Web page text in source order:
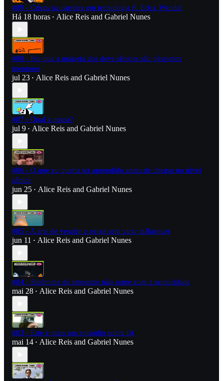
#89 - Crises na carreira em tecnologia ft. Erick Wendel
Há 18 horas • Alice Reis and Gabriel Nunes
#88 - Por que a maioria dos devs sêniors são péssimos
mentores
jul 23 • Alice Reis and Gabriel Nunes
#87 - Qual a pauta?
jul 9 • Alice Reis and Gabriel Nunes
#86 - O que eu queria ter aprendido antes de chegar no nível
sênior
jun 25 • Alice Reis and Gabriel Nunes
#85 - A arte de vender o peixe sem virar influencer
jun 11 • Alice Reis and Gabriel Nunes
#84 - Síndrome do impostor não some com a senioridade
mai 28 • Alice Reis and Gabriel Nunes
#83 - Este é mais um episódio sobre IA
mai 14 • Alice Reis and Gabriel Nunes